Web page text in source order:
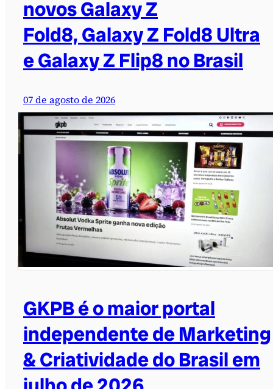
novos Galaxy Z
Fold8, Galaxy Z Fold8 Ultra
e Galaxy Z Flip8 no Brasil
07 de agosto de 2026
GKPB é o maior portal
independente de Marketing
& Criatividade do Brasil em